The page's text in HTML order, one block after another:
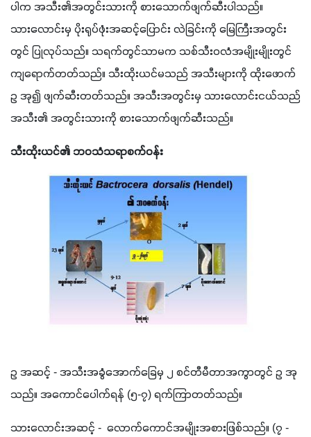
ပါက အသီး၏အတွင်းသားကို စားသောက်ဖျက်ဆီးပါသည်။
သားလောင်းမှ ပိုးရုပ်ဖုံးအဆင့်ပြောင်း လဲခြင်းကို မြေကြီးအတွင်း
တွင် ပြုလုပ်သည်။ သရက်တွင်သာမက သစ်သီးဝလံအမျိုးမျိုးတွင်
ကျရောက်တတ်သည်။ သီးထိုးယင်မသည် အသီးများကို ထိုးဖောက်
ဥ အု၍ ဖျက်ဆီးတတ်သည်။ အသီးအတွင်းမှ သားလောင်းငယ်သည်
အသီး၏ အတွင်းသားကို စားသောက်ဖျက်ဆီးသည်။
သီးထိုးယင်၏ ဘဝသံသရာစက်ဝန်း
ဥ အဆင့် - အသီးအခွံအောက်ခြေမှ ၂ စင်တီမီတာအကွာတွင် ဥ အု
သည်။ အကောင်ပေါက်ရန် (၅-၇) ရက်ကြာတတ်သည်။
သားလောင်းအဆင့် -  လောက်ကောင်အမျိုးအစားဖြစ်သည်။ (၇ -